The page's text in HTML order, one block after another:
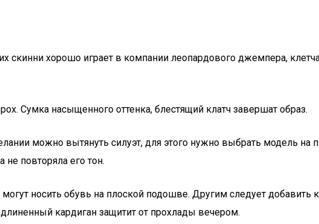
хорошо играет в компании леопардового джемпера,
Сумка насыщенного оттенка, блестящий клатч завершат образ.
можно вытянуть силуэт, для этого нужно выбрать модель на
повторяла его тон.
носить обувь на плоской подошве. Другим следует добавить
кардиган защитит от прохлады вечером.